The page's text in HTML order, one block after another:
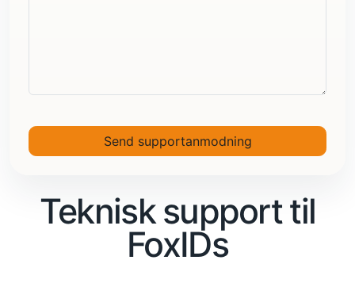
Teknisk support til
FoxIDs
Send supportanmodning